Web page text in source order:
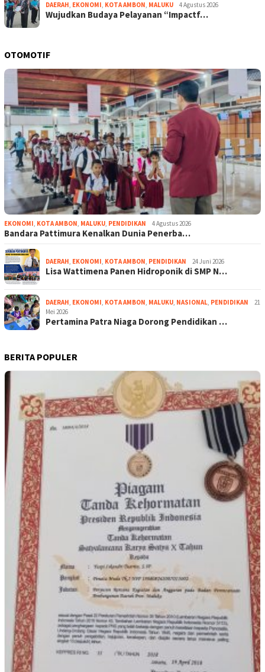
DAERAH, EKONOMI, KOTA AMBON, MALUKU 4 Agustus 2026
Wujudkan Budaya Pelayanan “Impactf…
OTOMOTIF
EKONOMI, KOTA AMBON, MALUKU, PENDIDIKAN 4 Agustus 2026
Bandara Pattimura Kenalkan Dunia Penerba…
DAERAH, EKONOMI, KOTA AMBON, PENDIDIKAN 24 Juni 2026
Lisa Wattimena Panen Hidroponik di SMP N…
DAERAH, EKONOMI, KOTA AMBON, MALUKU, NASIONAL, PENDIDIKAN
21
Mei 2026
Pertamina Patra Niaga Dorong Pendidikan …
BERITA POPULER